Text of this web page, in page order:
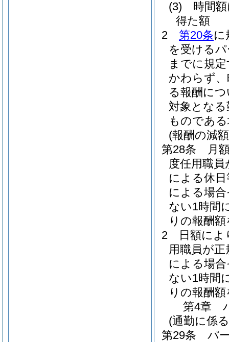
(3)
時間
得た額
2
第20条に
を受ける
までに規
かわらず
る報酬に
対象とな
ものであ
(報酬の減
第28条
月
度任用職
による休
による場
ない1時間
りの報酬
2
日額に
用職員が
による場
ない1時間
りの報酬
第4章
(通勤に係
第29条
パ